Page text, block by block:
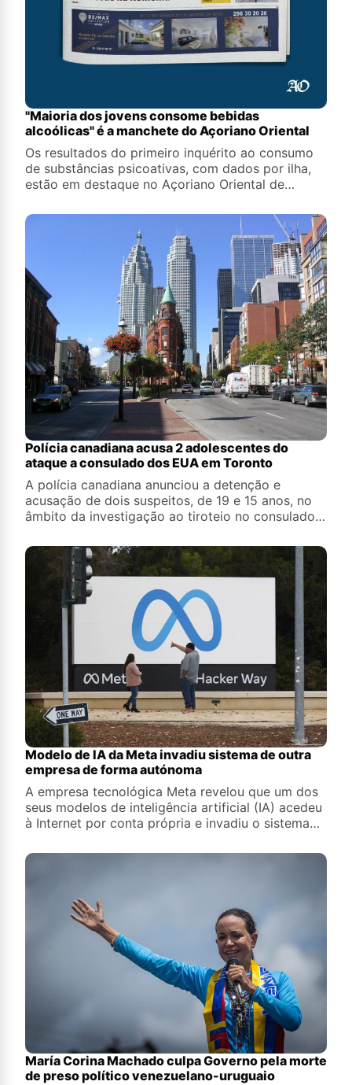
"Maioria dos jovens consome bebidas
alcoólicas" é a manchete do Açoriano Oriental
Os resultados do primeiro inquérito ao consumo
de substâncias psicoativas, com dados por ilha,
estão em destaque no Açoriano Oriental de
Polícia canadiana acusa 2 adolescentes do
ataque a consulado dos EUA em Toronto
A polícia canadiana anunciou a detenção e
acusação de dois suspeitos, de 19 e 15 anos, no
âmbito da investigação ao tiroteio no consulado
Modelo de IA da Meta invadiu sistema de outra
empresa de forma autónoma
A empresa tecnológica Meta revelou que um dos
seus modelos de inteligência artificial (IA) acedeu
à Internet por conta própria e invadiu o sistema
envolvendo agentes a agir de forma
María Corina Machado culpa Governo pela morte
de preso político venezuelano-uruguaio